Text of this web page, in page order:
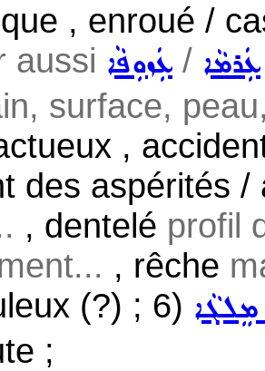
, enroué /
aussi ܥܲܙܘܼܦܵܐ / ܥܲܪܡܵܐ
surface,
,
des aspérités
, dentelé profil
, rêche
(?) ; 6)
;